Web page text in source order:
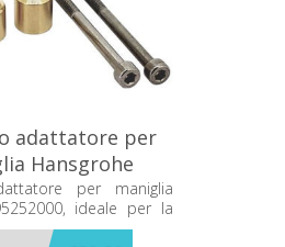
adattatore per
Hansgrohe
per maniglia
ideale per la
di componenti